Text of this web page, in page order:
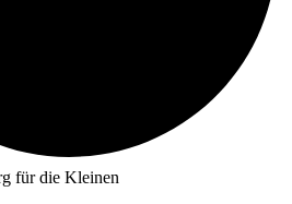
für die Kleinen